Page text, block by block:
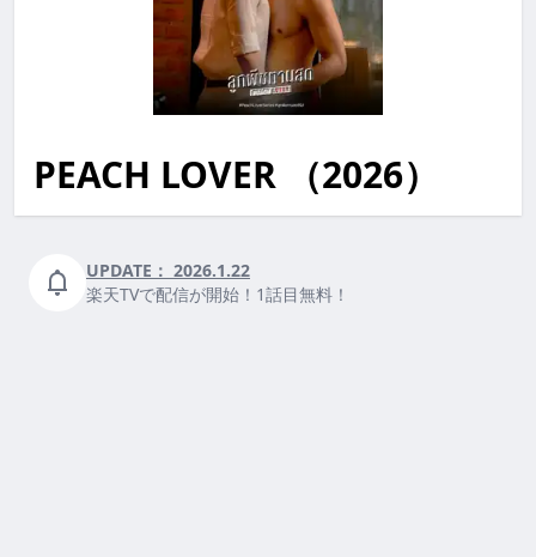
PEACH LOVER （2026）
peach lover PEACHLOVER peachlover
UPDATE： 2026.1.22
楽天TVで配信が開始！1話目無料！